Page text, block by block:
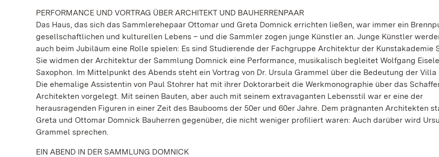
PERFORMANCE UND VORTRAG ÜBER ARCHITEKT UND BAUHERRENPAAR
Das Haus, das sich das Sammlerehepaar Ottomar und Greta Domnick errichten ließen, war immer ein
gesellschaftlichen und kulturellen Lebens – und die Sammler zogen junge Künstler an. Junge Künstler
auch beim Jubiläum eine Rolle spielen: Es sind Studierende der Fachgruppe Architektur der Kunstakademie
Sie widmen der Architektur der Sammlung Domnick eine Performance, musikalisch begleitet Wolfgang
Saxophon. Im Mittelpunkt des Abends steht ein Vortrag von Dr. Ursula Grammel über die Bedeutung der Villa
Die ehemalige Assistentin von Paul Stohrer hat mit ihrer Doktorarbeit die Werkmonographie über das
Architekten vorgelegt. Mit seinen Bauten, aber auch mit seinem extravaganten Lebensstil war er eine der
herausragenden Figuren in einer Zeit des Baubooms der 50er und 60er Jahre. Dem prägnanten Architekten
Greta und Ottomar Domnick Bauherren gegenüber, die nicht weniger profiliert waren: Auch darüber wird
Grammel sprechen.
EIN ABEND IN DER SAMMLUNG DOMNICK